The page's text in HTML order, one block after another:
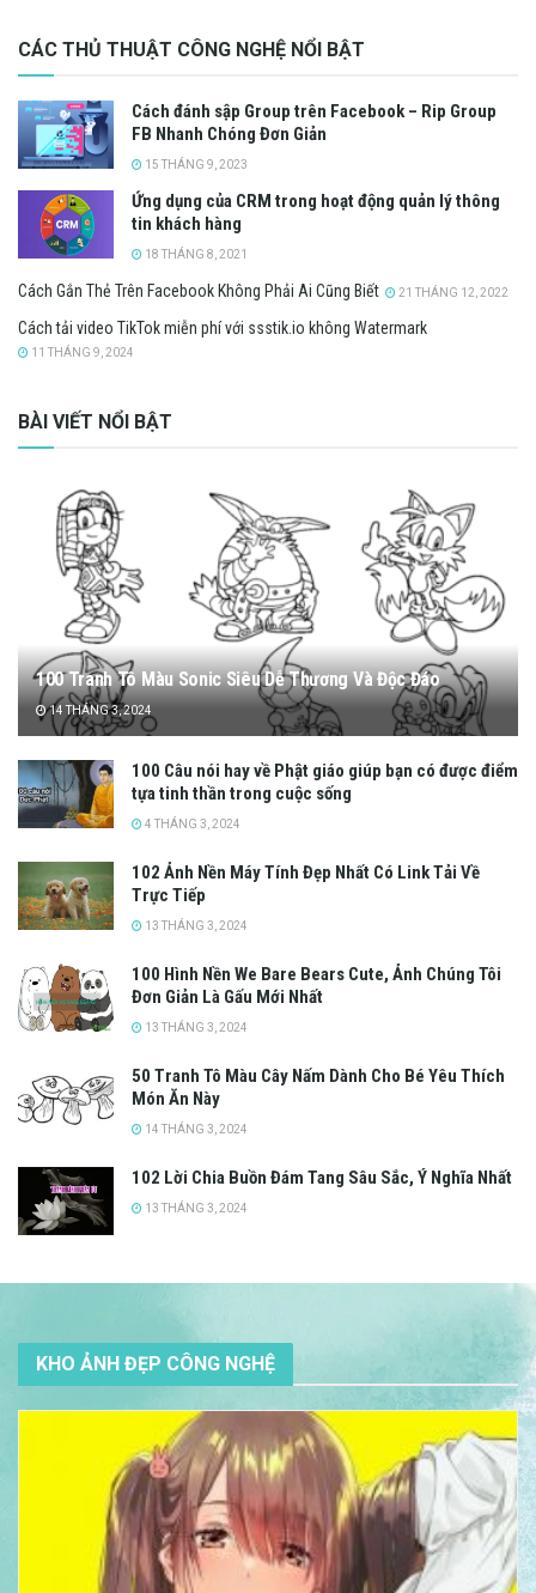
CÁC THỦ THUẬT CÔNG NGHỆ NỔI BẬT
Cách đánh sập Group trên Facebook – Rip Group
FB Nhanh Chóng Đơn Giản
15 THÁNG 9, 2023
Ứng dụng của CRM trong hoạt động quản lý thông
tin khách hàng
18 THÁNG 8, 2021
Cách Gắn Thẻ Trên Facebook Không Phải Ai Cũng Biết 21 THÁNG 12, 2022
Cách tải video TikTok miễn phí với ssstik.io không Watermark
11 THÁNG 9, 2024
BÀI VIẾT NỔI BẬT
100 Tranh Tô Màu Sonic Siêu Dễ Thương Và Độc Đáo
14 THÁNG 3, 2024
100 Câu nói hay về Phật giáo giúp bạn có được điểm
tựa tinh thần trong cuộc sống
4 THÁNG 3, 2024
102 Ảnh Nền Máy Tính Đẹp Nhất Có Link Tải Về
Trực Tiếp
13 THÁNG 3, 2024
100 Hình Nền We Bare Bears Cute, Ảnh Chúng Tôi
Đơn Giản Là Gấu Mới Nhất
13 THÁNG 3, 2024
50 Tranh Tô Màu Cây Nấm Dành Cho Bé Yêu Thích
Món Ăn Này
14 THÁNG 3, 2024
102 Lời Chia Buồn Đám Tang Sâu Sắc, Ý Nghĩa Nhất
13 THÁNG 3, 2024
KHO ẢNH ĐẸP CÔNG NGHỆ